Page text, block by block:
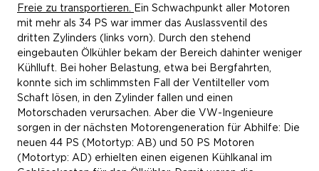
Freie zu transportieren.
Ein Schwachpunkt aller Motoren
mit mehr als 34 PS war immer das Auslassventil des
dritten Zylinders (links vorn). Durch den stehend
eingebauten Ölkühler bekam der Bereich dahinter weniger
Kühlluft. Bei hoher Belastung, etwa bei Bergfahrten,
konnte sich im schlimmsten Fall der Ventilteller vom
Schaft lösen, in den Zylinder fallen und einen
Motorschaden verursachen. Aber die VW-Ingenieure
sorgen in der nächsten Motorengeneration für Abhilfe: Die
neuen 44 PS (Motortyp: AB) und 50 PS Motoren
(Motortyp: AD) erhielten einen eigenen Kühlkanal im